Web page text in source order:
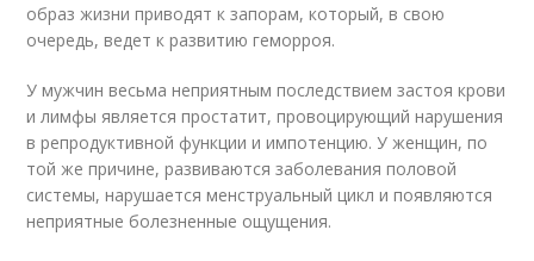
образ жизни приводят к запорам, который, в свою
очередь, ведет к развитию геморроя.
У мужчин весьма неприятным последствием застоя крови
и лимфы является простатит, провоцирующий нарушения
в репродуктивной функции и импотенцию. У женщин, по
той же причине, развиваются заболевания половой
системы, нарушается менструальный цикл и появляются
неприятные болезненные ощущения.